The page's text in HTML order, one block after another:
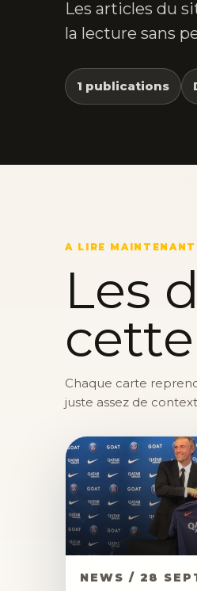
Les articles du
la lecture sans
1 publications
A LIRE MAINTENANT
Les
Chaque carte
juste assez de
NEWS / 28